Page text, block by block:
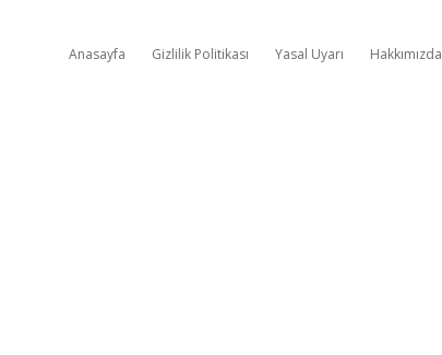
Anasayfa Gizlilik Politikası Yasal Uyarı Hakkımızda